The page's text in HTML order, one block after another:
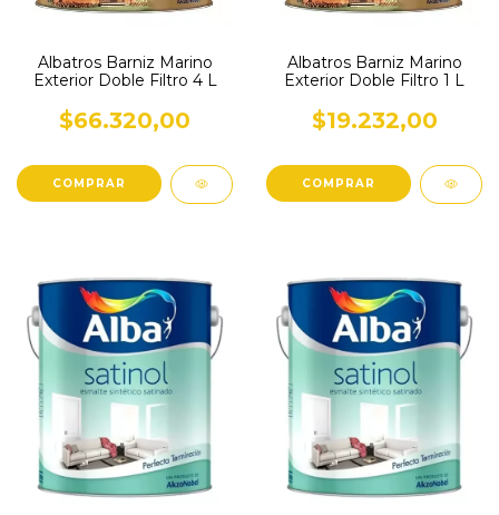
Albatros Barniz Marino
Exterior Doble Filtro 4 L
$66.320,00
Albatros Barniz Marino
Exterior Doble Filtro 1 L
$19.232,00